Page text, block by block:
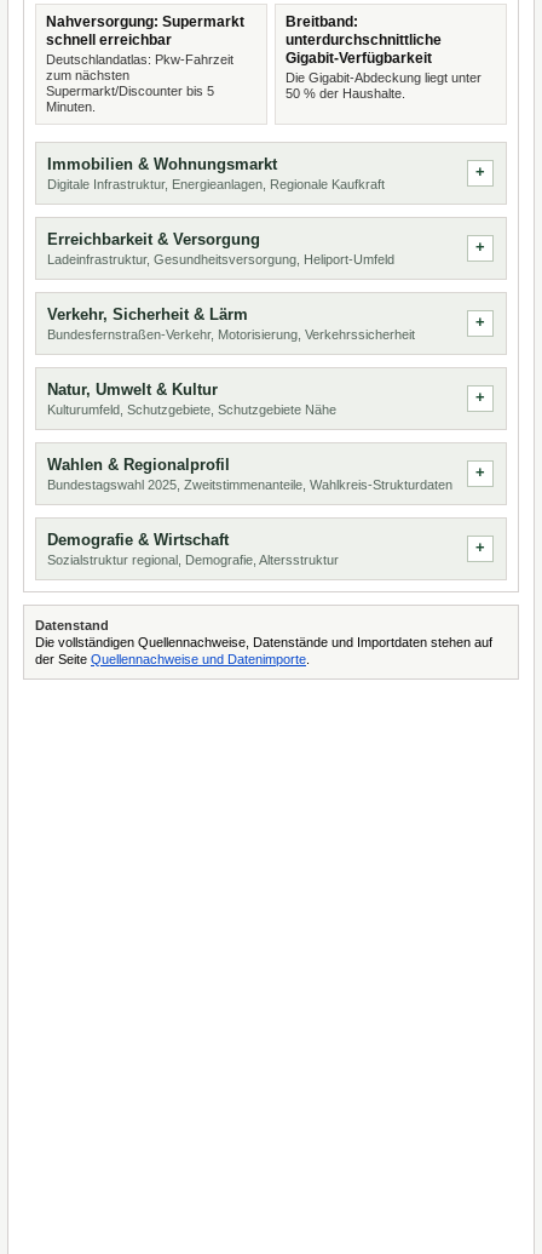
Nahversorgung: Supermarkt
schnell erreichbar
Deutschlandatlas: Pkw-Fahrzeit
zum nächsten
Supermarkt/Discounter bis 5
Minuten.
Breitband:
unterdurchschnittliche
Gigabit-Verfügbarkeit
Die Gigabit-Abdeckung liegt unter
50 % der Haushalte.
Immobilien & Wohnungsmarkt
Digitale Infrastruktur, Energieanlagen, Regionale Kaufkraft
Erreichbarkeit & Versorgung
Ladeinfrastruktur, Gesundheitsversorgung, Heliport-Umfeld
Verkehr, Sicherheit & Lärm
Bundesfernstraßen-Verkehr, Motorisierung, Verkehrssicherheit
Natur, Umwelt & Kultur
Kulturumfeld, Schutzgebiete, Schutzgebiete Nähe
Wahlen & Regionalprofil
Bundestagswahl 2025, Zweitstimmenanteile, Wahlkreis-Strukturdaten
Demografie & Wirtschaft
Sozialstruktur regional, Demografie, Altersstruktur
Datenstand
Die vollständigen Quellennachweise, Datenstände und Importdaten stehen auf
der Seite Quellennachweise und Datenimporte